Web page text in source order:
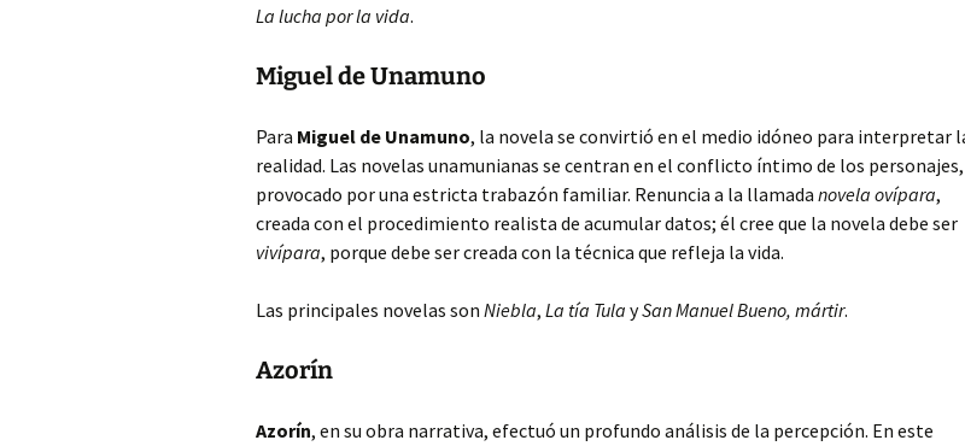
La lucha por la vida.
Miguel de Unamuno
Para Miguel de Unamuno, la novela se convirtió en el medio idóneo para interpretar
realidad. Las novelas unamunianas se centran en el conflicto íntimo de los personajes,
provocado por una estricta trabazón familiar. Renuncia a la llamada novela ovípara,
creada con el procedimiento realista de acumular datos; él cree que la novela debe ser
vivípara, porque debe ser creada con la técnica que refleja la vida.
Las principales novelas son Niebla, La tía Tula ySan Manuel Bueno, mártir.
Azorín
Azorín, en su obra narrativa, efectuó un profundo análisis de la percepción. En este